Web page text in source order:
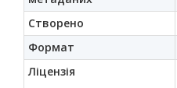
Створено
Формат
Ліцензія